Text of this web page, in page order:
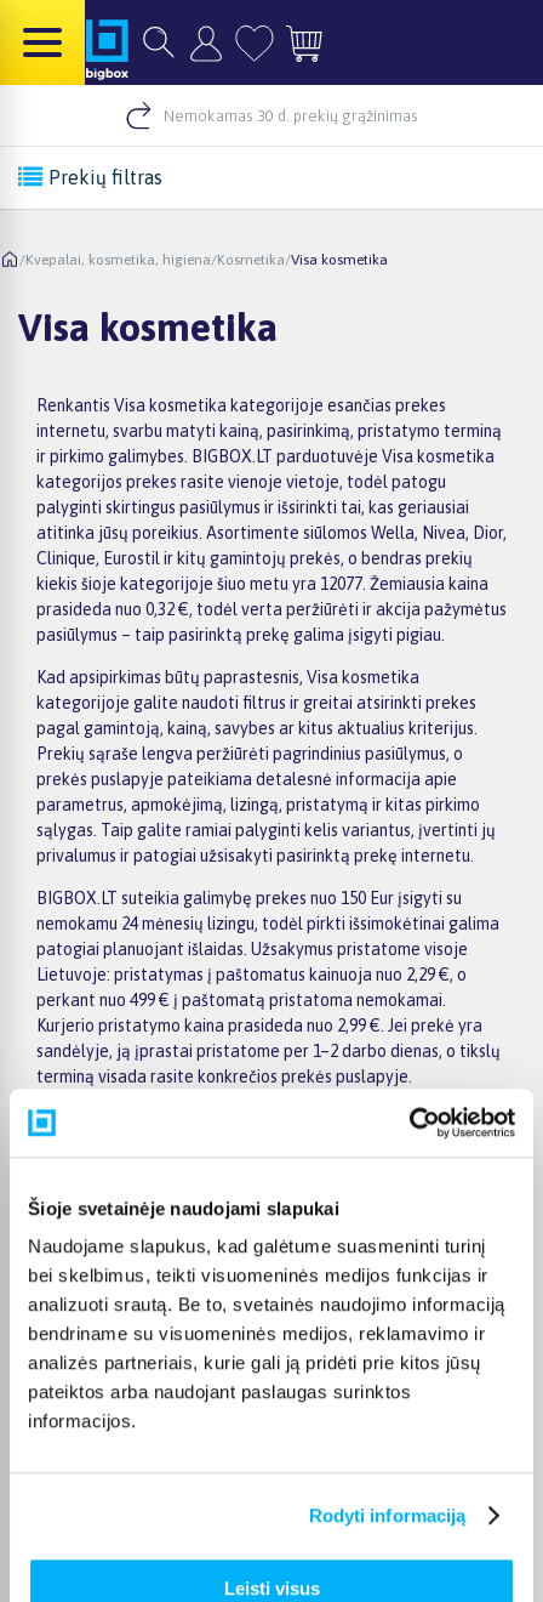
Šioje svetainėje naudojami slapukai
Naudojame slapukus, kad galėtume suasmeninti turinį
bei skelbimus, teikti visuomeninės medijos funkcijas ir
analizuoti srautą. Be to, svetainės naudojimo informaciją
bendriname su visuomeninės medijos, reklamavimo ir
analizės partneriais, kurie gali ją pridėti prie kitos jūsų
pateiktos arba naudojant paslaugas surinktos
informacijos.
Rodyti informaciją
Leisti visus
Nemokamas 30 d. prekių grąžinimas
Prekių filtras
/Kvepalai, kosmetika, higiena/Kosmetika/Visa kosmetika
Visa kosmetika
Renkantis Visa kosmetika kategorijoje esančias prekes
internetu, svarbu matyti kainą, pasirinkimą, pristatymo terminą
ir pirkimo galimybes. BIGBOX.LT parduotuvėje Visa kosmetika
kategorijos prekes rasite vienoje vietoje, todėl patogu
palyginti skirtingus pasiūlymus ir išsirinkti tai, kas geriausiai
atitinka jūsų poreikius. Asortimente siūlomos Wella, Nivea, Dior,
Clinique, Eurostil ir kitų gamintojų prekės, o bendras prekių
kiekis šioje kategorijoje šiuo metu yra 12077. Žemiausia kaina
prasideda nuo 0,32 €, todėl verta peržiūrėti ir akcija pažymėtus
pasiūlymus – taip pasirinktą prekę galima įsigyti pigiau.
Kad apsipirkimas būtų paprastesnis, Visa kosmetika
kategorijoje galite naudoti filtrus ir greitai atsirinkti prekes
pagal gamintoją, kainą, savybes ar kitus aktualius kriterijus.
Prekių sąraše lengva peržiūrėti pagrindinius pasiūlymus, o
prekės puslapyje pateikiama detalesnė informacija apie
parametrus, apmokėjimą, lizingą, pristatymą ir kitas pirkimo
sąlygas. Taip galite ramiai palyginti kelis variantus, įvertinti jų
privalumus ir patogiai užsisakyti pasirinktą prekę internetu.
BIGBOX.LT suteikia galimybę prekes nuo 150 Eur įsigyti su
nemokamu 24 mėnesių lizingu, todėl pirkti išsimokėtinai galima
patogiai planuojant išlaidas. Užsakymus pristatome visoje
Lietuvoje: pristatymas į paštomatus kainuoja nuo 2,29 €, o
perkant nuo 499 € į paštomatą pristatoma nemokamai.
Kurjerio pristatymo kaina prasideda nuo 2,99 €. Jei prekė yra
sandėlyje, ją įprastai pristatome per 1–2 darbo dienas, o tikslų
terminą visada rasite konkrečios prekės puslapyje.
Pasirinkę tinkamą prekę iš Visa kosmetika kategorijos, galite
rinktis jums patogiausią gavimo būdą: pristatymą į paštomatą,
Pirkėjų atsiliepimai apie prekes
Diana A.
Patvirtintas pirkėjas